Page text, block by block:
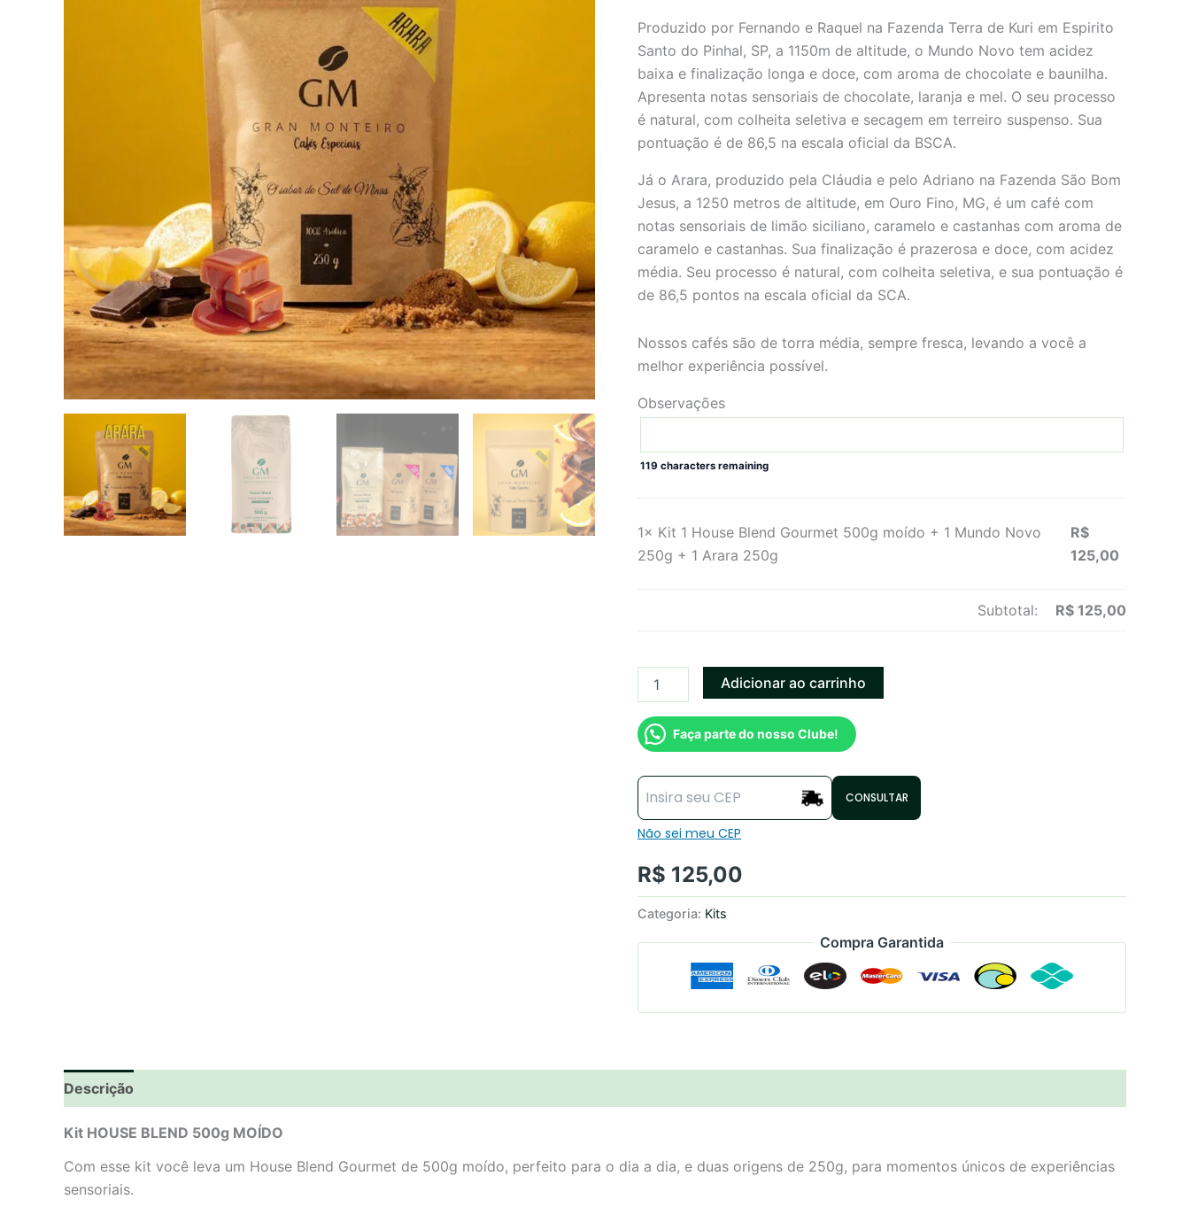
Produzido por Fernando e Raquel na Fazenda Terra de Kuri em Espirito
Santo do Pinhal, SP, a 1150m de altitude, o Mundo Novo tem acidez
baixa e finalização longa e doce, com aroma de chocolate e baunilha.
Apresenta notas sensoriais de chocolate, laranja e mel. O seu processo
é natural, com colheita seletiva e secagem em terreiro suspenso. Sua
pontuação é de 86,5 na escala oficial da BSCA.
Já o Arara, produzido pela Cláudia e pelo Adriano na Fazenda São Bom
Jesus, a 1250 metros de altitude, em Ouro Fino, MG, é um café com
notas sensoriais de limão siciliano, caramelo e castanhas com aroma de
caramelo e castanhas. Sua finalização é prazerosa e doce, com acidez
média. Seu processo é natural, com colheita seletiva, e sua pontuação é
de 86,5 pontos na escala oficial da SCA.
Nossos cafés são de torra média, sempre fresca, levando a você a
melhor experiência possível.
Observações
119 characters remaining
1× Kit 1 House Blend Gourmet 500g moído + 1 Mundo Novo
250g + 1 Arara 250g
R$
125,00
Subtotal: R$ 125,00
Mundo
Novo
250g
+
1
Arara
250g
Adicionar ao carrinho
Faça parte do nosso Clube!
CONSULTAR
Não sei meu CEP
R$ 125,00
Categoria: Kits
Compra Garantida
Descrição
Kit HOUSE BLEND 500g MOÍDO
Com esse kit você leva um House Blend Gourmet de 500g moído, perfeito para o dia a dia, e duas origens de 250g, para momentos únicos de experiências
sensoriais.